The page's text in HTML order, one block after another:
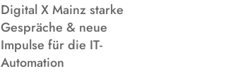
Digital X Mainz starke
Gespräche & neue
Impulse für die IT-
Automation